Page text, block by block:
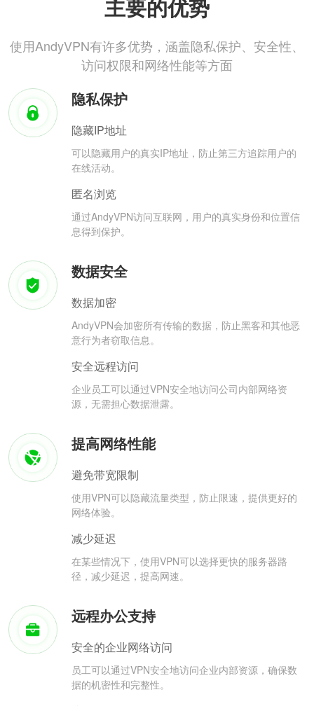
主要的优势
使用AndyVPN有许多优势，涵盖隐私保护、安全性、
访问权限和网络性能等方面
隐私保护
隐藏IP地址
可以隐藏用户的真实IP地址，防止第三方追踪用户的
在线活动。
匿名浏览
通过AndyVPN访问互联网，用户的真实身份和位置信
息得到保护。
数据安全
数据加密
AndyVPN会加密所有传输的数据，防止黑客和其他恶
意行为者窃取信息。
安全远程访问
企业员工可以通过VPN安全地访问公司内部网络资
源，无需担心数据泄露。
提高网络性能
避免带宽限制
使用VPN可以隐藏流量类型，防止限速，提供更好的
网络体验。
减少延迟
在某些情况下，使用VPN可以选择更快的服务器路
径，减少延迟，提高网速。
远程办公支持
安全的企业网络访问
员工可以通过VPN安全地访问企业内部资源，确保数
据的机密性和完整性。